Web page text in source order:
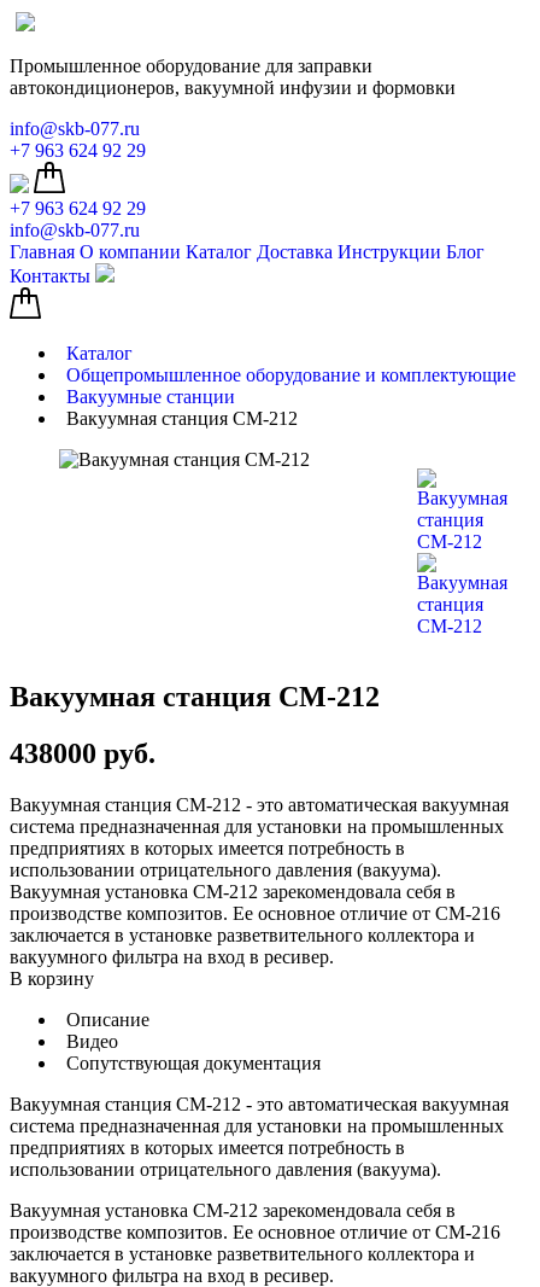
Промышленное оборудование для заправки
автокондиционеров, вакуумной инфузии и формовки
info@skb-077.ru
+7 963 624 92 29
+7 963 624 92 29
info@skb-077.ru
Главная О компании Каталог Доставка Инструкции Блог
Контакты
Каталог
Общепромышленное оборудование и комплектующие
Вакуумные станции
Вакуумная станция СМ-212
Вакуумная станция СМ-212
438000 руб.
Вакуумная станция СМ-212 - это автоматическая вакуумная
система предназначенная для установки на промышленных
предприятиях в которых имеется потребность в
использовании отрицательного давления (вакуума).
Вакуумная установка СМ-212 зарекомендовала себя в
производстве композитов. Ее основное отличие от СМ-216
заключается в установке разветвительного коллектора и
вакуумного фильтра на вход в ресивер.
В корзину
Описание
Видео
Сопутствующая документация
Вакуумная станция СМ-212 - это автоматическая вакуумная
система предназначенная для установки на промышленных
предприятиях в которых имеется потребность в
использовании отрицательного давления (вакуума).
Вакуумная установка СМ-212 зарекомендовала себя в
производстве композитов. Ее основное отличие от СМ-216
заключается в установке разветвительного коллектора и
вакуумного фильтра на вход в ресивер.